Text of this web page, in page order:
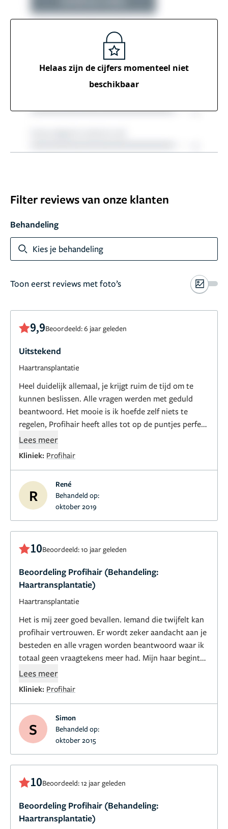
Helaas zijn de cijfers momenteel niet
beschikbaar
Filter reviews van onze klanten
Behandeling
Kies je behandeling
Toon eerst reviews met foto’s
9,9Beoordeeld: 6 jaar geleden
Uitstekend
Haartransplantatie
Heel duidelijk allemaal, je krijgt ruim de tijd om te
kunnen beslissen. Alle vragen werden met geduld
beantwoord. Het mooie is ik hoefde zelf niets te
regelen, Profihair heeft alles tot op de puntjes perfect
geregeld. Ik raad profihair iedereen aan. Kliniek en
haartransplantatie behandeling.
Lees meer
Kliniek: Profihair
R
René
Behandeld op:
oktober 2019
10Beoordeeld: 10 jaar geleden
Beoordeling Profihair (Behandeling:
Haartransplantatie)
Haartransplantatie
Het is mij zeer goed bevallen. Iemand die twijfelt kan
profihair vertrouwen. Er wordt zeker aandacht aan je
besteden en alle vragen worden beantwoord waar ik
totaal geen vraagtekens meer had. Mijn haar begint
langzamerhand te groeien de echte uiteindelijke
het vertrouwen dat dat goed komt.
Lees meer
Kliniek: Profihair
S
Simon
Behandeld op:
oktober 2015
10Beoordeeld: 12 jaar geleden
Beoordeling Profihair (Behandeling:
Haartransplantatie)